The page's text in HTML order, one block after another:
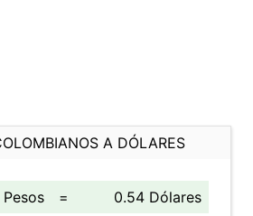
A DÓLARES
=
0.54 Dólares